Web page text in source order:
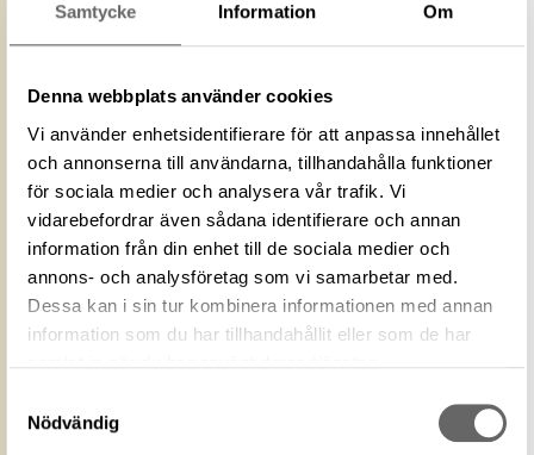
Samtycke Information Om
Denna webbplats använder cookies
Vi använder enhetsidentifierare för att anpassa innehållet
och annonserna till användarna, tillhandahålla funktioner
för sociala medier och analysera vår trafik. Vi
vidarebefordrar även sådana identifierare och annan
information från din enhet till de sociala medier och
annons- och analysföretag som vi samarbetar med.
Dessa kan i sin tur kombinera informationen med annan
information som du har tillhandahållit eller som de har
Nödvändig
ID‑nummer 7DE43FB6-C95B-440F-BC93-A3440701332F
Fotograf
Historiska museet
media
Ange gärna upphovsperson om denne är
museet/SHM, (PDM)
Upphovsrätten till detta verk har gått ut och är
upphovsperson om denne är känd.
LADDA NER MEDIA